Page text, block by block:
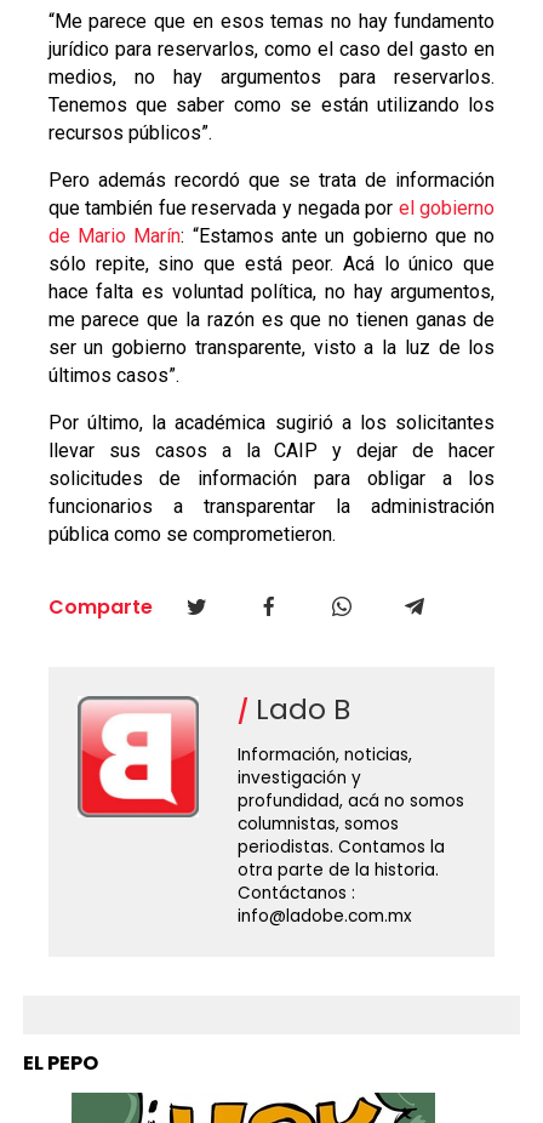
“Me parece que en esos temas no hay fundamento
jurídico para reservarlos, como el caso del gasto en
medios, no hay argumentos para reservarlos.
Tenemos que saber como se están utilizando los
recursos públicos”.
Pero además recordó que se trata de información
que también fue reservada y negada por el gobierno
de Mario Marín: “Estamos ante un gobierno que no
sólo repite, sino que está peor. Acá lo único que
hace falta es voluntad política, no hay argumentos,
me parece que la razón es que no tienen ganas de
ser un gobierno transparente, visto a la luz de los
últimos casos”.
Por último, la académica sugirió a los solicitantes
llevar sus casos a la CAIP y dejar de hacer
solicitudes de información para obligar a los
funcionarios a transparentar la administración
pública como se comprometieron.
Comparte
Lado B
Información, noticias,
investigación y
profundidad, acá no somos
columnistas, somos
periodistas. Contamos la
otra parte de la historia.
Contáctanos :
info@ladobe.com.mx
EL PEPO